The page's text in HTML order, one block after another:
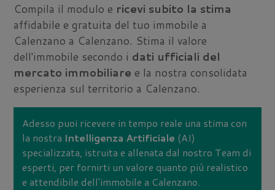
Compila il modulo e ricevi subito la stima
affidabile e gratuita del tuo immobile a
Calenzano a Calenzano. Stima il valore
dell'immobile secondo i dati ufficiali del
mercato immobiliare e la nostra consolidata
esperienza sul territorio a Calenzano.
Adesso puoi ricevere in tempo reale una stima con
la nostra Intelligenza Artificiale (AI)
specializzata, istruita e allenata dal nostro Team di
esperti, per fornirti un valore quanto più realistico
e attendibile dell'immobile a Calenzano.